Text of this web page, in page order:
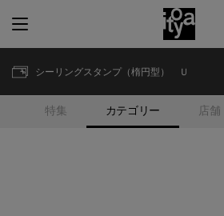
特集 カテゴリー 店舗
シーリングスタンプ（楕円型） Ｕ